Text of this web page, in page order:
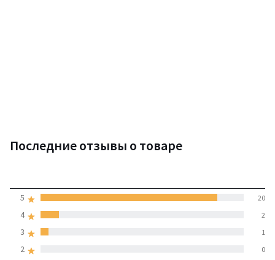
Последние отзывы о товаре
(23 отзывов)
2 0
3 1
4 2
5 20